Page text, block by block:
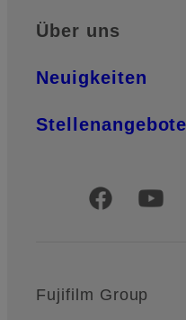
Über uns
Neuigkeiten
Stellenangebote
Offizielle
Fujifilm Group